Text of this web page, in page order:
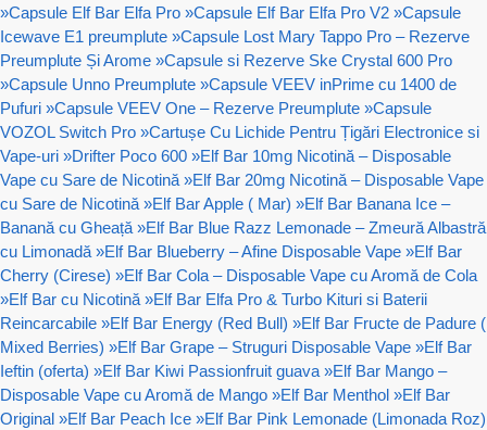
»Capsule Elf Bar Elfa Pro »Capsule Elf Bar Elfa Pro V2 »Capsule
Icewave E1 preumplute »Capsule Lost Mary Tappo Pro – Rezerve
Preumplute Și Arome »Capsule si Rezerve Ske Crystal 600 Pro
»Capsule Unno Preumplute »Capsule VEEV inPrime cu 1400 de
Pufuri »Capsule VEEV One – Rezerve Preumplute »Capsule
VOZOL Switch Pro »Cartușe Cu Lichide Pentru Țigări Electronice si
Vape-uri »Drifter Poco 600 »Elf Bar 10mg Nicotină – Disposable
Vape cu Sare de Nicotină »Elf Bar 20mg Nicotină – Disposable Vape
cu Sare de Nicotină »Elf Bar Apple ( Mar) »Elf Bar Banana Ice –
Banană cu Gheață »Elf Bar Blue Razz Lemonade – Zmeură Albastră
cu Limonadă »Elf Bar Blueberry – Afine Disposable Vape »Elf Bar
Cherry (Cirese) »Elf Bar Cola – Disposable Vape cu Aromă de Cola
»Elf Bar cu Nicotină »Elf Bar Elfa Pro & Turbo Kituri si Baterii
Reincarcabile »Elf Bar Energy (Red Bull) »Elf Bar Fructe de Padure (
Mixed Berries) »Elf Bar Grape – Struguri Disposable Vape »Elf Bar
Ieftin (oferta) »Elf Bar Kiwi Passionfruit guava »Elf Bar Mango –
Disposable Vape cu Aromă de Mango »Elf Bar Menthol »Elf Bar
Original »Elf Bar Peach Ice »Elf Bar Pink Lemonade (Limonada Roz)